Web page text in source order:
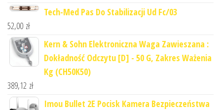
Tech-Med Pas Do Stabilizacji Ud Fc/03
52,00 zł
Kern & Sohn Elektroniczna Waga Zawieszana :
Dokładność Odczytu [D] - 50 G, Zakres Ważenia
Kg (CH50K50)
389,12 zł
Imou Bullet 2E Pocisk Kamera Bezpieczeństwa